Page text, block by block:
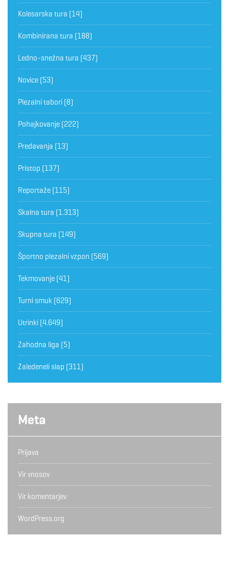
Kolesarska tura (14)
Kombinirana tura (188)
Ledno-snežna tura (437)
Novice (53)
Plezalni tabori (8)
Pohajkovanje (222)
Predavanja (13)
Pristop (137)
Reportaže (115)
Skalna tura (1.313)
Skupna tura (149)
Športno plezalni vzpon (569)
Tekmovanje (41)
Turni smuk (629)
Utrinki (4.649)
Zahodna liga (5)
Zaledeneli slap (311)
Meta
Prijava
Vir vnosov
Vir komentarjev
WordPress.org